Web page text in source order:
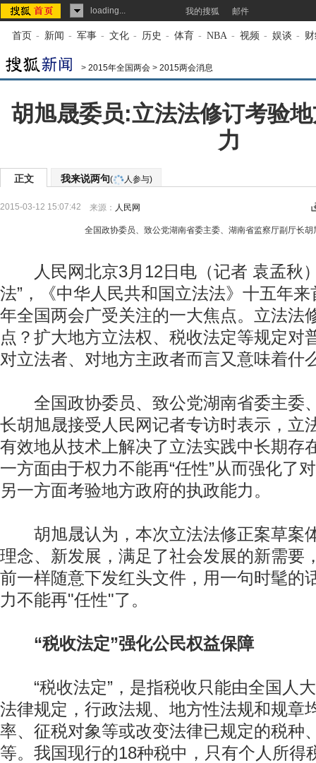
loading... 我的搜狐 邮件
首页 - 新闻 - 军事 - 文化 - 历史 - 体育 - NBA - 视频 - 娱谈 -
> 2015年全国两会 > 2015两会消息
胡旭晟委员:立法法修订考验
力
正文 我来说两句( 人参与)
2015-03-12 15:07:42 来源： 人民网
全国政协委员、致公党湖南省委主委、湖南省监察厅副厅长胡
人民网北京3月12日电（记者 袁孟秋
法”，《中华人民共和国立法法》十五年
年全国两会广受关注的一大焦点。立法法
点？扩大地方立法权、税收法定等规定对
对立法者、对地方主政者而言又意味着什
全国政协委员、致公党湖南省委主委
长胡旭晟接受人民网记者专访时表示，立
有效地从技术上解决了立法实践中长期存
一方面由于权力不能再“任性”从而强化了
另一方面考验地方政府的执政能力。
胡旭晟认为，本次立法法修正案草案
理念、新发展，满足了社会发展的新需要
前一样随意下发红头文件，用一句时髦的
力不能再"任性"了。
“税收法定”强化公民权益保障
“税收法定”，是指税收只能由全国人
法律规定，行政法规、地方性法规和规章
率、征税对象等或改变法律已规定的税种
等。我国现行的18种税中，只有个人所得